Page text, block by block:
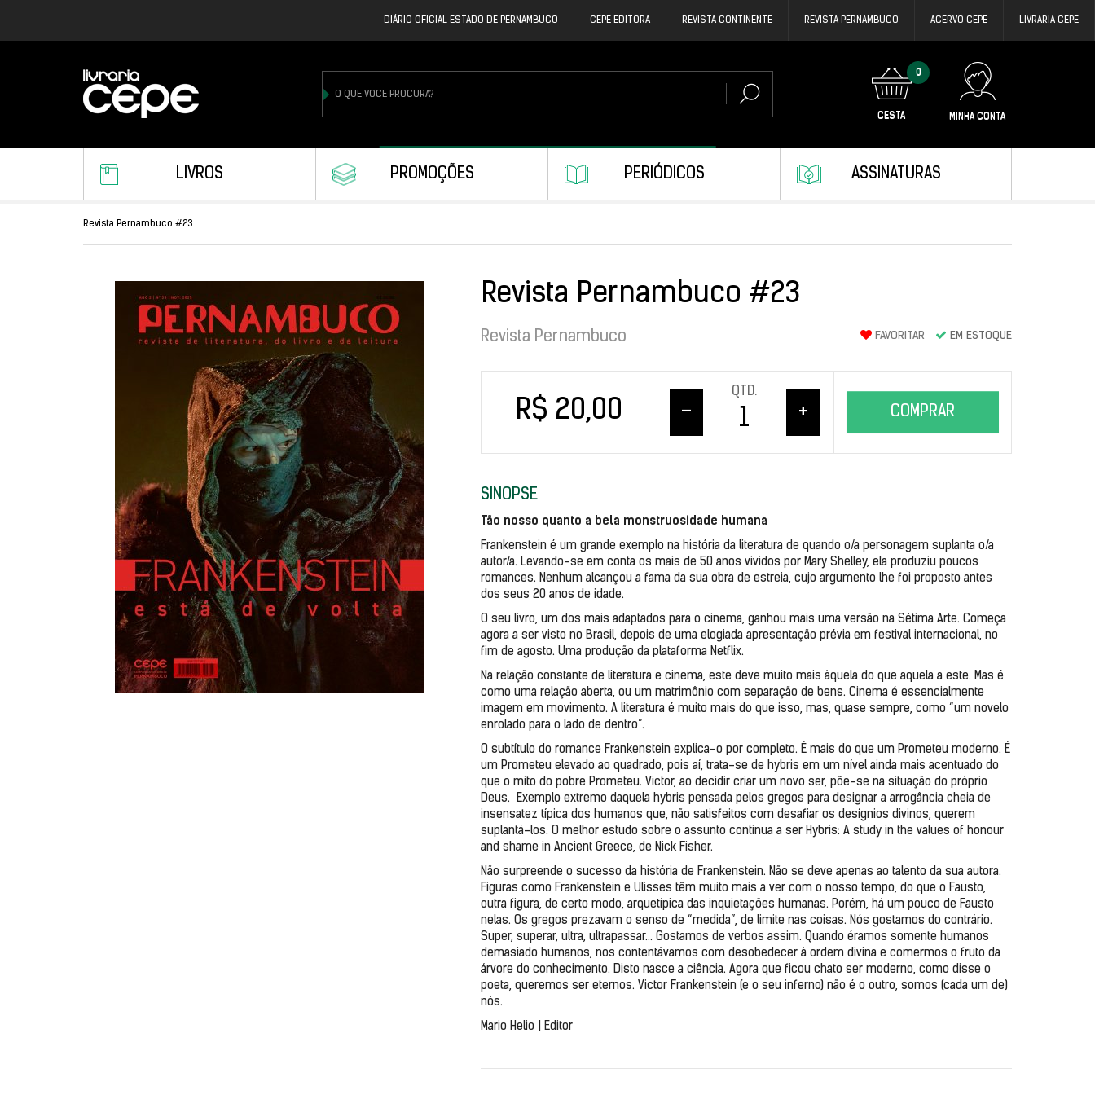
DIÁRIO OFICIAL ESTADO DE PERNAMBUCO CEPE EDITORA REVISTA CONTINENTE REVISTA PERNAMBUCO ACERVO CEPE LIVRARIA CEPE
0
CESTA MINHA CONTA
LIVROS PROMOÇÕES PERIÓDICOS ASSINATURAS
Revista Pernambuco #23
Revista Pernambuco #23
Revista Pernambuco FAVORITAR EM ESTOQUE
R$ 20,00 –
QTD.
+ COMPRAR
SINOPSE
Tão nosso quanto a bela monstruosidade humana
Frankenstein é um grande exemplo na história da literatura de quando o/a personagem suplanta o/a
autor/a. Levando-se em conta os mais de 50 anos vividos por Mary Shelley, ela produziu poucos
romances. Nenhum alcançou a fama da sua obra de estreia, cujo argumento lhe foi proposto antes
dos seus 20 anos de idade.
O seu livro, um dos mais adaptados para o cinema, ganhou mais uma versão na Sétima Arte. Começa
agora a ser visto no Brasil, depois de uma elogiada apresentação prévia em festival internacional, no
fim de agosto. Uma produção da plataforma Netflix.
Na relação constante de literatura e cinema, este deve muito mais àquela do que aquela a este. Mas é
como uma relação aberta, ou um matrimônio com separação de bens. Cinema é essencialmente
imagem em movimento. A literatura é muito mais do que isso, mas, quase sempre, como “um novelo
enrolado para o lado de dentro”.
O subtítulo do romance Frankenstein explica-o por completo. É mais do que um Prometeu moderno. É
um Prometeu elevado ao quadrado, pois aí, trata-se de hybris em um nível ainda mais acentuado do
que o mito do pobre Prometeu. Victor, ao decidir criar um novo ser, põe-se na situação do próprio
Deus.  Exemplo extremo daquela hybris pensada pelos gregos para designar a arrogância cheia de
insensatez típica dos humanos que, não satisfeitos com desafiar os desígnios divinos, querem
suplantá-los. O melhor estudo sobre o assunto continua a ser Hybris: A study in the values of honour
and shame in Ancient Greece, de Nick Fisher.
Não surpreende o sucesso da história de Frankenstein. Não se deve apenas ao talento da sua autora.
Figuras como Frankenstein e Ulisses têm muito mais a ver com o nosso tempo, do que o Fausto,
outra figura, de certo modo, arquetípica das inquietações humanas. Porém, há um pouco de Fausto
nelas. Os gregos prezavam o senso de “medida”, de limite nas coisas. Nós gostamos do contrário.
Super, superar, ultra, ultrapassar... Gostamos de verbos assim. Quando éramos somente humanos
demasiado humanos, nos contentávamos com desobedecer à ordem divina e comermos o fruto da
árvore do conhecimento. Disto nasce a ciência. Agora que ficou chato ser moderno, como disse o
poeta, queremos ser eternos. Victor Frankenstein (e o seu inferno) não é o outro, somos (cada um de)
nós.
Mario Helio | Editor